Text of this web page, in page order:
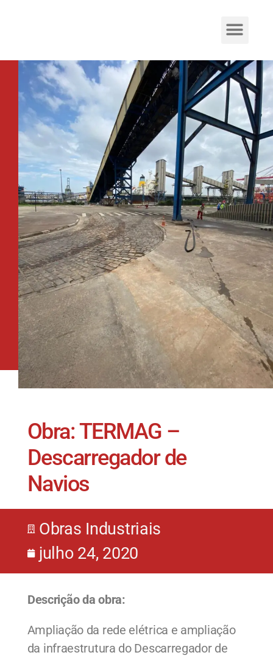
Obra: TERMAG –
Descarregador de
Navios
Obras Industriais
julho 24, 2020
Descrição da obra:
Ampliação da rede elétrica e ampliação
da infraestrutura do Descarregador de